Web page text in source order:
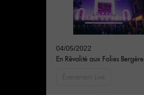
04/05/2022
En Rêvalité aux Folies Bergère
Évenement Live